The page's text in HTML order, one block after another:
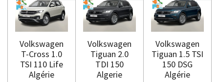
Volkswagen
T-Cross 1.0
TSI 110 Life
Algérie
Volkswagen
Tiguan 2.0
TDI 150
Algerie
Volkswagen
Tiguan 1.5 TSI
150 DSG
Algérie